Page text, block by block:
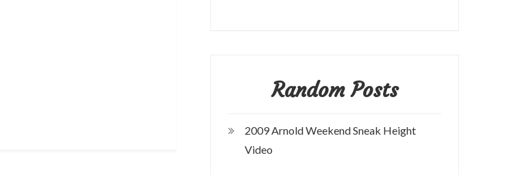
Random Posts
2009 Arnold Weekend Sneak Height
Video